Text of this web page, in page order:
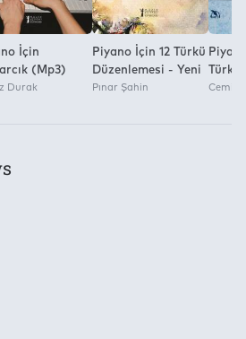
Yönetmeni
İçin
(Mp3)
Durak
Piyano İçin 12 Türkü
Düzenlemesi - Yeni
Pınar Şahin Cemil